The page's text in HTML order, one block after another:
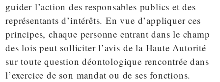
guider l’action des responsables publics et des
représentants d’intérêts. En vue d’appliquer ces
principes, chaque personne entrant dans le champ
des lois peut solliciter l’avis de la Haute Autorité
sur toute question déontologique rencontrée dans
l’exercice de son mandat ou de ses fonctions.